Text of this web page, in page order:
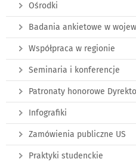
Ośrodki
Badania ankietowe w
Współpraca w regionie
Seminaria i konferencje
Patronaty honorowe
Infografiki
Zamówienia publiczne US
Praktyki studenckie